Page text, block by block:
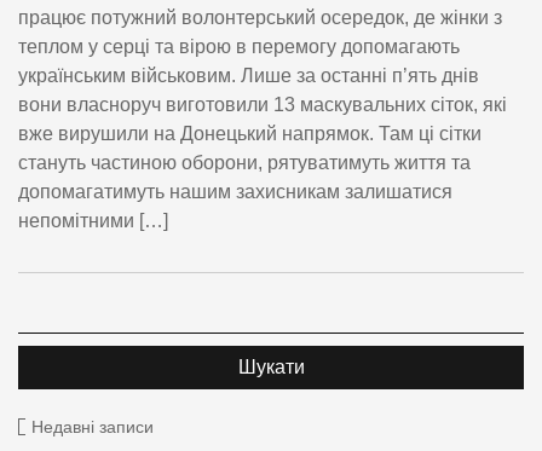
працює потужний волонтерський осередок, де жінки з
теплом у серці та вірою в перемогу допомагають
українським військовим. Лише за останні п’ять днів
вони власноруч виготовили 13 маскувальних сіток, які
вже вирушили на Донецький напрямок. Там ці сітки
стануть частиною оборони, рятуватимуть життя та
допомагатимуть нашим захисникам залишатися
непомітними […]
Недавні записи